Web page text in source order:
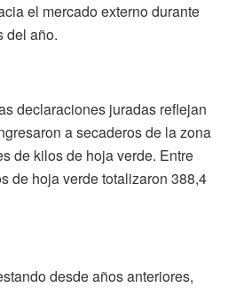
el mercado externo durante
del año.
declaraciones juradas reflejan
a secaderos de la zona
de kilos de hoja verde. Entre
de hoja verde totalizaron 388,4
desde años anteriores,